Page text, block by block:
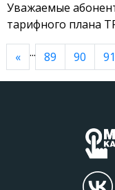
Уважаемые
тарифного плана
« ... 89 90 91